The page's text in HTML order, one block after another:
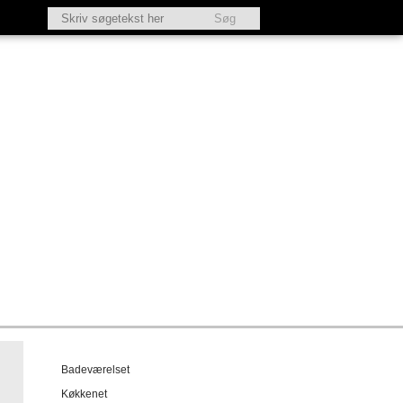
Badeværelset
Køkkenet